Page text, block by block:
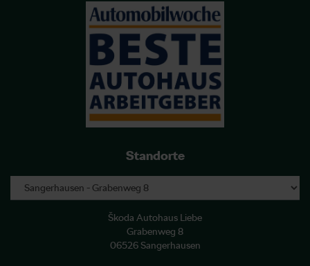
Standorte
Škoda Autohaus Liebe
Grabenweg 8
06526 Sangerhausen